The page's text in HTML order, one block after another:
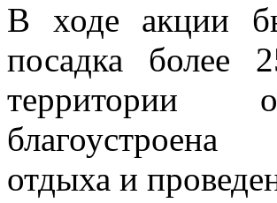
В ходе акции
посадка более
территории
отдыха и